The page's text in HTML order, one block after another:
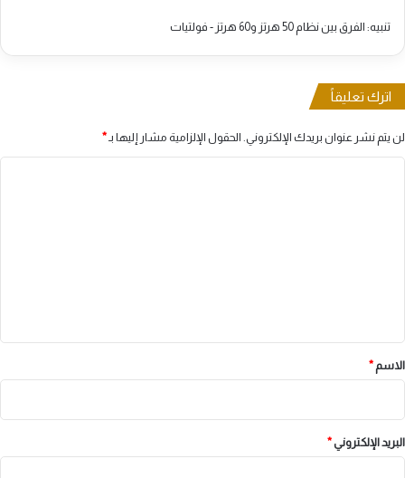
تنبيه: الفرق بين نظام 50 هرتز و60 هرتز - فولتيات
اترك تعليقاً
لن يتم نشر عنوان بريدك الإلكتروني. الحقول الإلزامية مشار إليها بـ*
*
الاسم *
البريد الإلكتروني*